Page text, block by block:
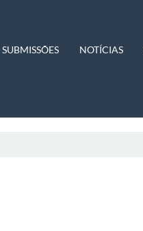
SUBMISSÕES NOTÍCIAS